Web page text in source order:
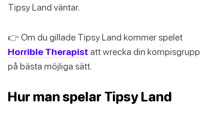
Tipsy Land väntar.
👉 Om du gillade Tipsy Land kommer spelet
Horrible Therapist att wrecka din kompisgrupp
på bästa möjliga sätt.
Hur man spelar Tipsy Land